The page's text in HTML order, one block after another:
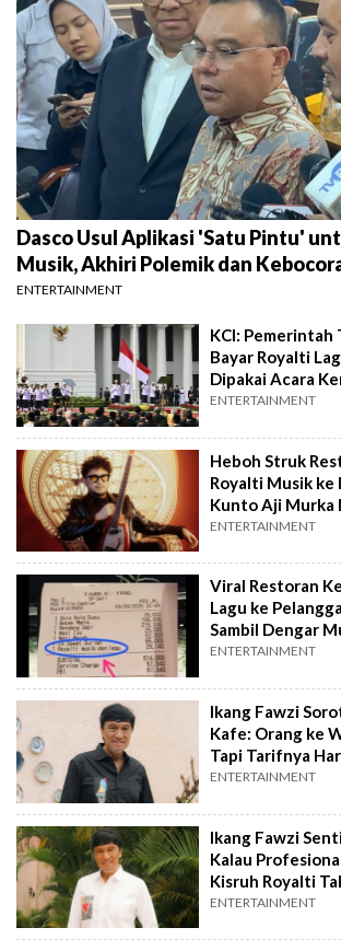
Dasco Usul Aplikasi 'Satu Pintu'
Musik, Akhiri Polemik dan
ENTERTAINMENT
KCI: Pemerintah
Bayar Royalti
Dipakai Acara
ENTERTAINMENT
Heboh Struk
Royalti Musik ke
Kunto Aji Murka
Hoaks Diburu
ENTERTAINMENT
Viral Restoran
Lagu ke
Sambil Dengar
Gratis Lagi?
ENTERTAINMENT
Ikang Fawzi
Kafe: Orang ke
Tapi Tarifnya
ENTERTAINMENT
Ikang Fawzi
Kalau
Kisruh Royalti
ENTERTAINMENT